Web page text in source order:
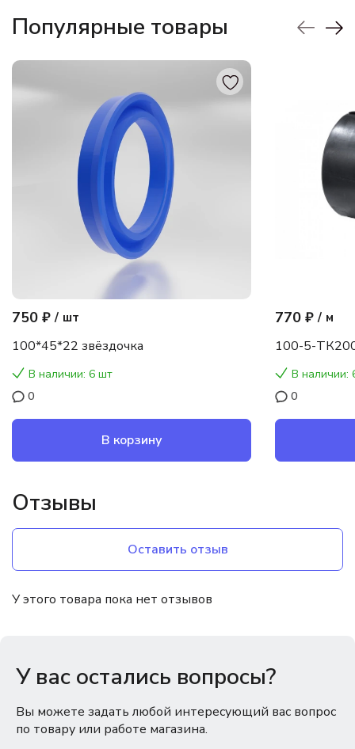
Популярные товары
750 ₽ / шт
100*45*22 звёздочка
В наличии: 6 шт
0
В корзину
770 ₽ / м
100-5-
В наличии:
0
Отзывы
Оставить отзыв
У этого товара пока нет отзывов
У вас остались вопросы?
Вы можете задать любой интересующий вас вопрос
по товару или работе магазина.